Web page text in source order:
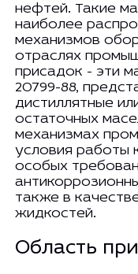
нефтей. Такие
наиболее
механизмов
отраслях
присадок - эти
20799-88,
дистиллятные
остаточных
механизмах
условия работы
особых
также в
жидкостей.
Область